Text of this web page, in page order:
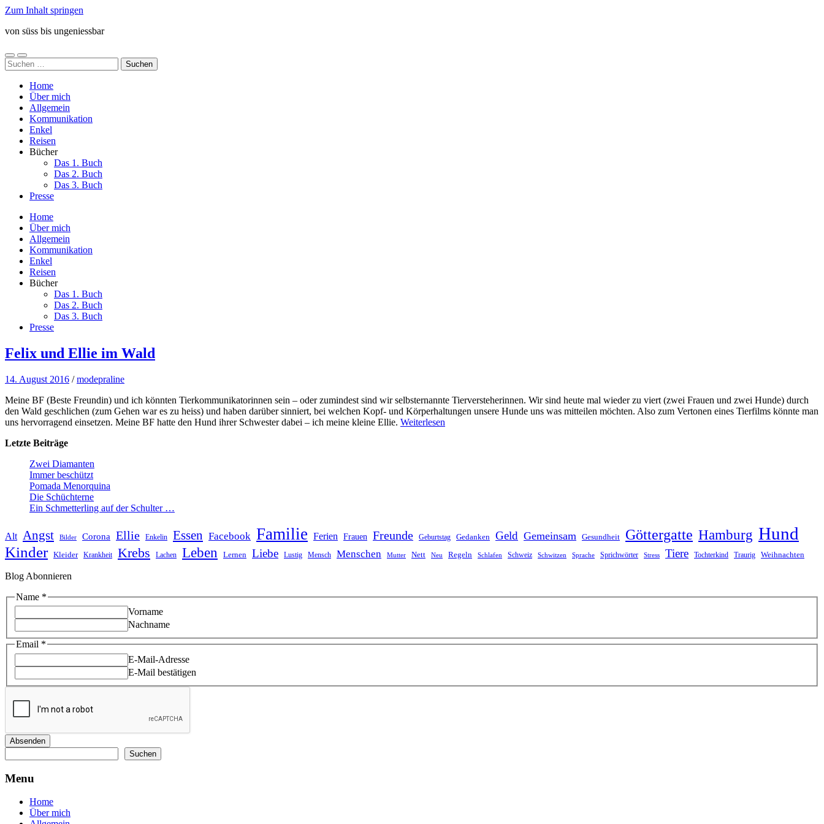
Zum Inhalt springen
von süss bis ungeniessbar
Mobile-
Menü
Suchfeld
ein-/ausblenden
Suchen
nach:
Home
Über mich
Allgemein
Kommunikation
Enkel
Reisen
Bücher
Das 1. Buch
Das 2. Buch
Das 3. Buch
Presse
Home
Über mich
Allgemein
Kommunikation
Enkel
Reisen
Bücher
Das 1. Buch
Das 2. Buch
Das 3. Buch
Presse
Felix und Ellie im Wald
14. August 2016 /modepraline
Meine BF (Beste Freundin) und ich könnten Tierkommunikatorinnen sein – oder zumindest sind wir selbsternannte Tierversteherinnen. Wir sind heute mal wieder zu viert (zwei Frauen und zwei Hunde) durch
den Wald geschlichen (zum Gehen war es zu heiss) und haben darüber sinniert, bei welchen Kopf- und Körperhaltungen unsere Hunde uns was mitteilen möchten. Also zum Vertonen eines Tierfilms könnte man
uns hervorragend einsetzen. Meine BF hatte den Hund ihrer Schwester dabei – ich meine kleine Ellie. Weiterlesen
Letzte Beiträge
Zwei Diamanten
Immer beschützt
Pomada Menorquina
Die Schüchterne
Ein Schmetterling auf der Schulter …
Alt Angst Bilder Corona Ellie Enkelin Essen Facebook Familie Ferien Frauen Freunde Geburtstag Gedanken Geld Gemeinsam Gesundheit Göttergatte Hamburg Hund
Kinder Kleider Krankheit Krebs Lachen Leben Lernen Liebe Lustig Mensch Menschen Mutter Nett Neu Regeln Schlafen Schweiz Schwitzen Sprache Sprichwörter Stress Tiere Tochterkind Traurig Weihnachten
Blog Abonnieren
Name
Email
Name *
Vorname
Nachname
Email *
E-Mail-Adresse
E-Mail bestätigen
Absenden
Suchen
Menu
Home
Über mich